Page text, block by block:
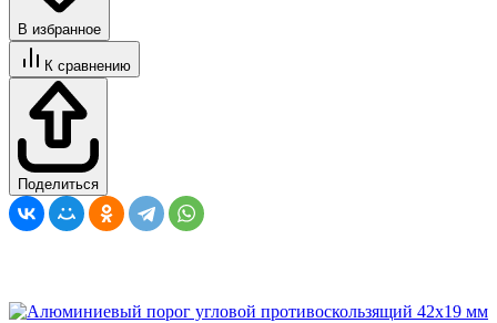
В избранное
К сравнению
Поделиться